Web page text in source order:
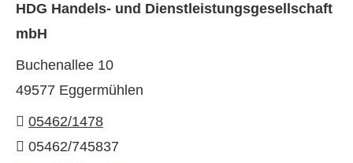
HDG Handels- und Dienstleistungsgesellschaft
mbH
Buchenallee 10
49577 Eggermühlen
05462/1478
05462/745837